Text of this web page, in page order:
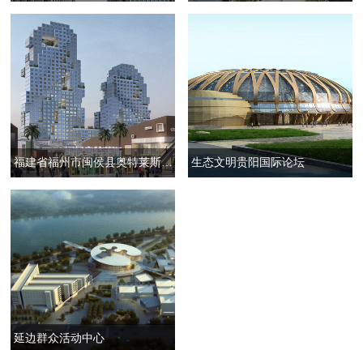
福建省福州市闽侯县奥特莱斯地块项目概念规划 生态文明贵阳国际论坛
延边群众活动中心